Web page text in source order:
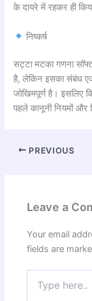
के दायरे में रहकर ही
निष्कर्ष
सट्टा मटका गणना
है, लेकिन इसका संबंध
जोखिमपूर्ण है। इसलिए
पहले कानूनी नियमों और
PREVIOUS
Leave a
Your email
fields are
here..